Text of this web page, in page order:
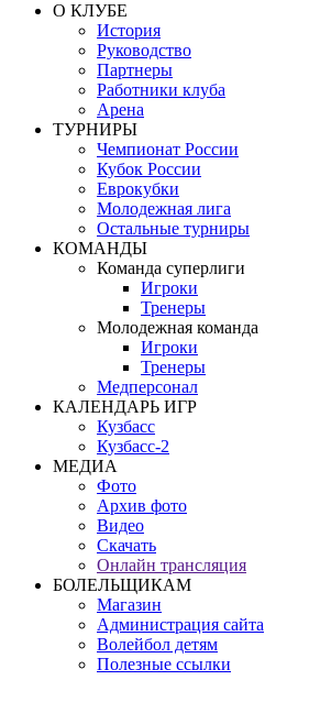
О КЛУБЕ
История
Руководство
Партнеры
Работники клуба
Арена
ТУРНИРЫ
Чемпионат России
Кубок России
Еврокубки
Молодежная лига
Остальные турниры
КОМАНДЫ
Команда суперлиги
Игроки
Тренеры
Молодежная команда
Игроки
Тренеры
Медперсонал
КАЛЕНДАРЬ ИГР
Кузбасс
Кузбасс-2
МЕДИА
Фото
Архив фото
Видео
Скачать
Онлайн трансляция
БОЛЕЛЬЩИКАМ
Магазин
Администрация сайта
Волейбол детям
Полезные ссылки